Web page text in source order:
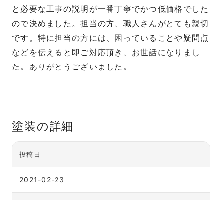
と必要な工事の説明が一番丁寧でかつ低価格でした
ので決めました。担当の方、職人さんがとても親切
です。特に担当の方には、困っていることや疑問点
などを伝えると即ご対応頂き、お世話になりまし
た。ありがとうございました。
塗装の詳細
投稿日
2021-02-23